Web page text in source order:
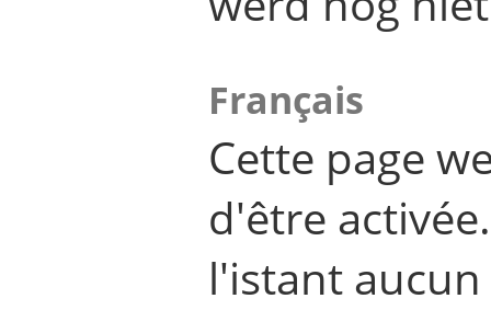
Français
Cette page
d'être
l'istant